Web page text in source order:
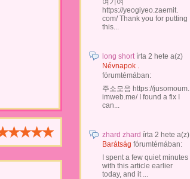
여기여
https://yeogiyeo.zaemit.
com/ Thank you for putting
this...
long shortírta 2 hete a(z)
Névnapok .
fórumtémában:
주소모음 https://jusomoum.
imweb.me/ I found a fix I
can...
zhard zhard írta 2 hete a(z)
Barátság fórumtémában:
I spent a few quiet minutes
with this article earlier
today, and it ...